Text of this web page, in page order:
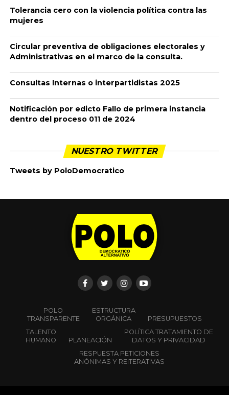
COMUNICADO OFICIAL
Tolerancia cero con la violencia política contra las
El Polo Democrático Alternativo (PDA) se pronuncia
con absoluta firmeza frente a
género que afectan a nuestra
Natalia Moreno.
No vamos a permitir, bajo ninguna circunstancia, que
una mujer de nuestro Partido